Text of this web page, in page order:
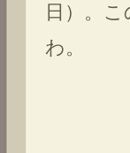
日）。
わ。